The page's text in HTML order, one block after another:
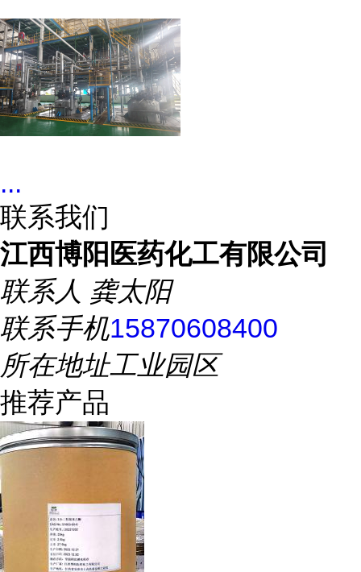
...
联系我们
江西博阳医药化工有限公司
联系人 龚太阳
联系手机15870608400
所在地址工业园区
推荐产品